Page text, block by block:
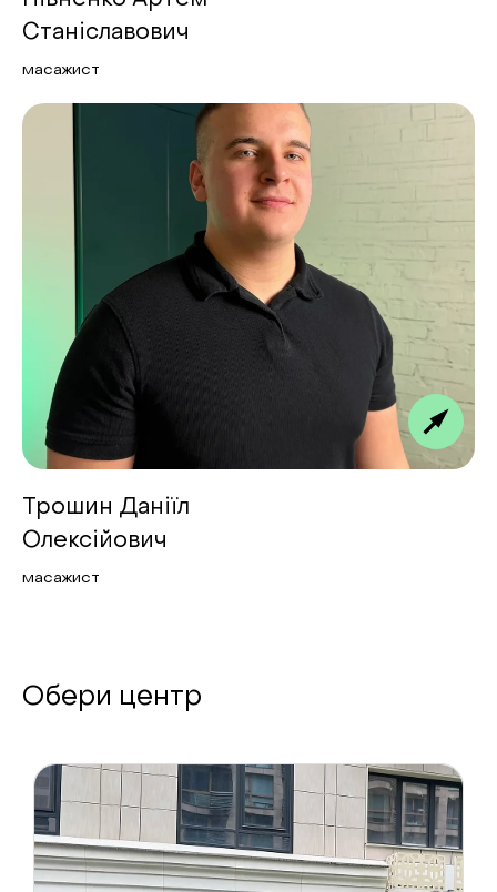
Станіславович
масажист
Трошин Даніїл
Олексійович
масажист
Обери центр